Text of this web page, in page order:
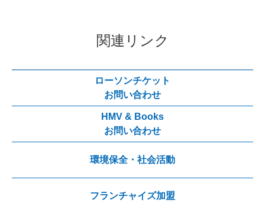
関連リンク
ローソンチケット
お問い合わせ
HMV & Books
お問い合わせ
環境保全・社会活動
フランチャイズ加盟